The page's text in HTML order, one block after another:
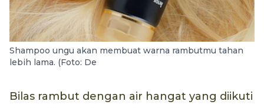
Shampoo ungu akan membuat warna rambutmu tahan
lebih lama. (Foto: De
Bilas rambut dengan air hangat yang diikuti